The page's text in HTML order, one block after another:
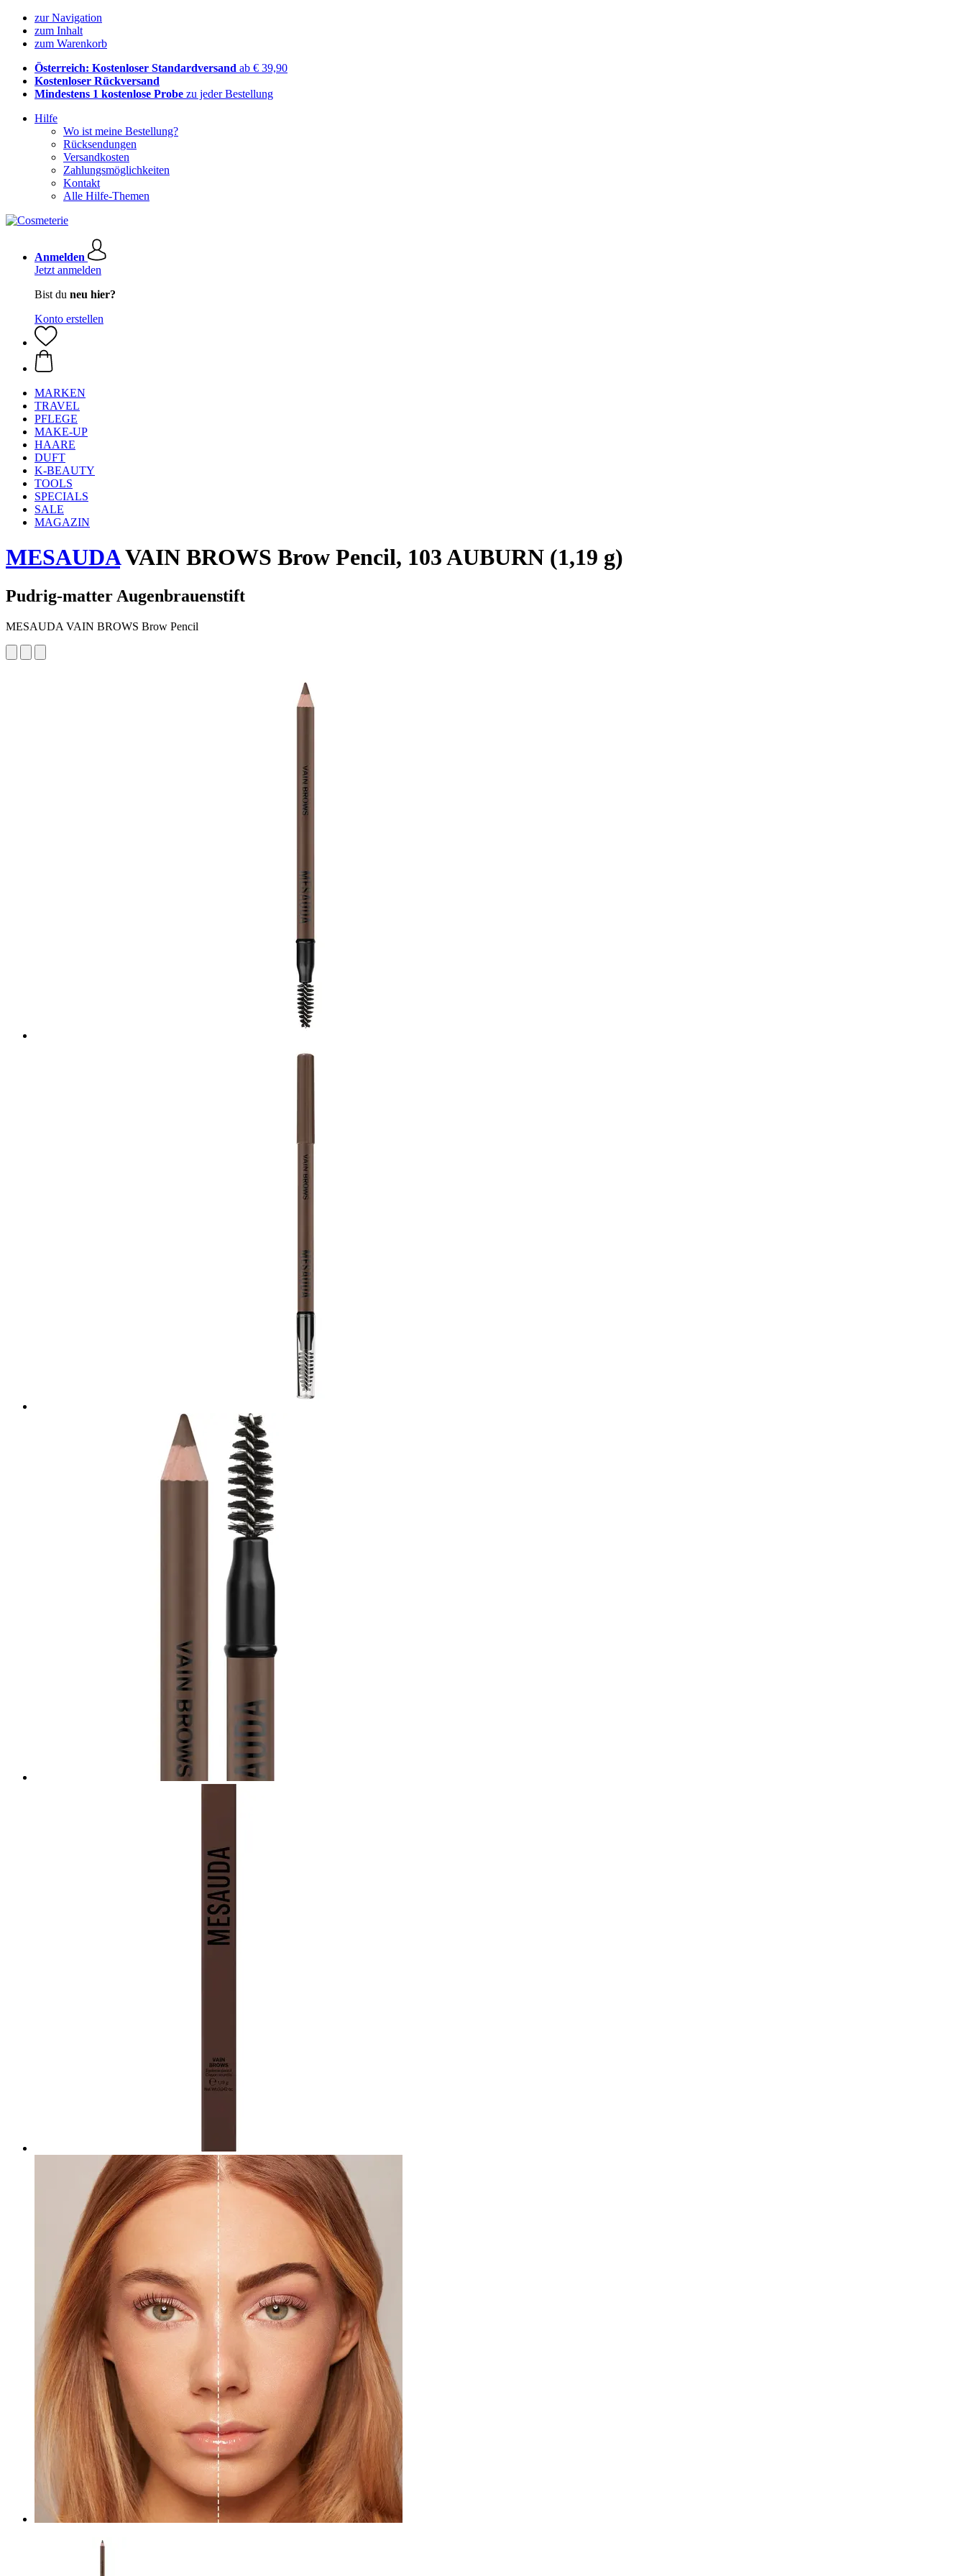
zur Navigation
zum Inhalt
zum Warenkorb
Österreich: Kostenloser Standardversand ab € 39,90
Kostenloser Rückversand
Mindestens 1 kostenlose Probe zu jeder Bestellung
Hilfe
Wo ist meine Bestellung?
Rücksendungen
Versandkosten
Zahlungsmöglichkeiten
Kontakt
Alle Hilfe-Themen
Anmelden
Jetzt anmelden
Bist du neu hier?
Konto erstellen
MARKEN
TRAVEL
PFLEGE
MAKE-UP
HAARE
DUFT
K-BEAUTY
TOOLS
SPECIALS
SALE
MAGAZIN
MESAUDAVAIN BROWS Brow Pencil, 103 AUBURN (1,19 g)
Pudrig-matter Augenbrauenstift
MESAUDA VAIN BROWS Brow Pencil